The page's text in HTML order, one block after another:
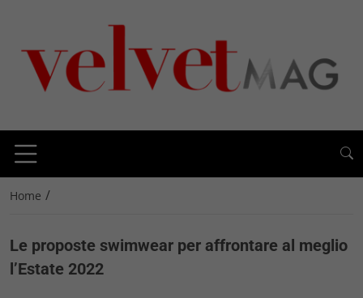
Home /
Le proposte swimwear per affrontare al meglio
l’Estate 2022